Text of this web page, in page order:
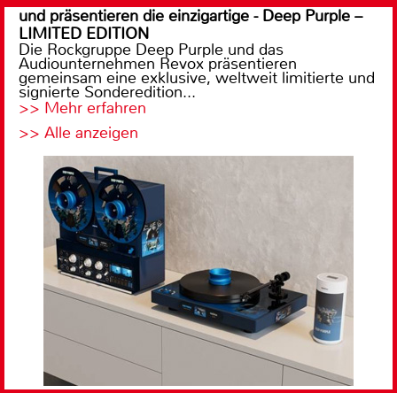
und präsentieren die einzigartige - Deep Purple –
LIMITED EDITION
Die Rockgruppe Deep Purple und das
Audiounternehmen Revox präsentieren
gemeinsam eine exklusive, weltweit limitierte und
signierte Sonderedition...
>> Mehr erfahren
>> Alle anzeigen